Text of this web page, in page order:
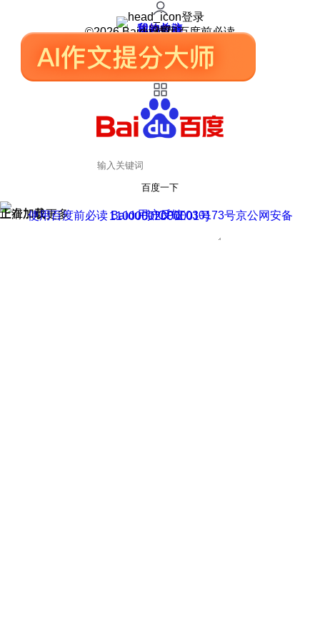
登录
我的关注
我的收藏
皮肤中心
用户反馈
设置
©2026 Baidu 使用百度前必读
百度一下
正在加载
上滑加载更多 用户反馈
使用百度前必读 Baidu 京ICP证030173号
京公网安备11000002000001号